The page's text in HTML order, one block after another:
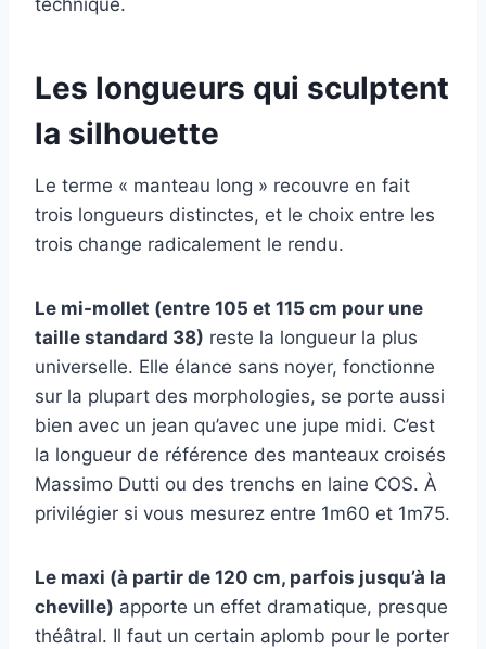
technique.
Les longueurs qui sculptent
la silhouette
Le terme « manteau long » recouvre en fait
trois longueurs distinctes, et le choix entre les
trois change radicalement le rendu.
Le mi-mollet (entre 105 et 115 cm pour une
taille standard 38) reste la longueur la plus
universelle. Elle élance sans noyer, fonctionne
sur la plupart des morphologies, se porte aussi
bien avec un jean qu’avec une jupe midi. C’est
la longueur de référence des manteaux croisés
Massimo Dutti ou des trenchs en laine COS. À
privilégier si vous mesurez entre 1m60 et 1m75.
Le maxi (à partir de 120 cm, parfois jusqu’à la
cheville) apporte un effet dramatique, presque
théâtral. Il faut un certain aplomb pour le porter